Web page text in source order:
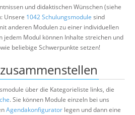
und didaktischen Wünschen (siehe
Unsere 1042 Schulungsmodule sind
anderen Modulen zu einer individuellen
jedem Modul können Inhalte streichen und
beliebige Schwerpunkte setzen!
über die Kategorieliste links, die
. Sie können Module einzeln bei uns
Agendakonfigurator legen und dann eine